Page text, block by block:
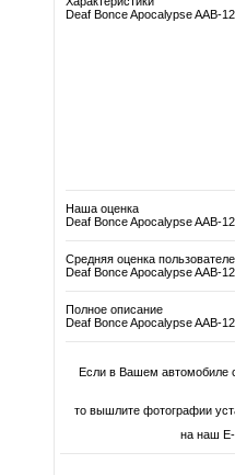
Deaf Bonce Apocalypse AAB-
Наша оценка
Deaf Bonce Apocalypse AAB-
Средняя оценка
Deaf Bonce Apocalypse AAB-
Полное описание
Deaf Bonce Apocalypse AAB-
Если в Вашем автомобиле
то вышлите фотографии
на наш